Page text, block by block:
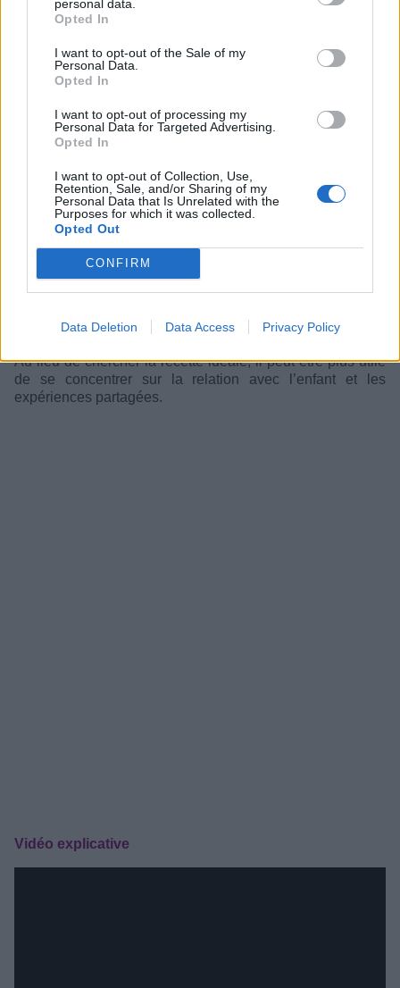
personal data.
Opted In
I want to opt-out of the Sale of my
Personal Data.
Opted In
I want to opt-out of processing my
Personal Data for Targeted Advertising.
Opted In
I want to opt-out of Collection, Use,
Retention, Sale, and/or Sharing of my
Personal Data that Is Unrelated with the
Purposes for which it was collected.
Opted Out
CONFIRM
Data Deletion Data Access Privacy Policy
n’existe pas de méthode parfaite. L’essentiel reste d’offrir
un environnement bienveillant, stable et rempli d’attention.
Au lieu de chercher la recette idéale, il peut être plus utile
de se concentrer sur la relation avec l’enfant et les
expériences partagées.
Vidéo explicative